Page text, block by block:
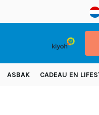
Gratis
ASBAK CADEAU EN